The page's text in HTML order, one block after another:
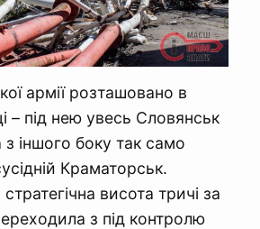
армії розташовано в
– під нею увесь Словянськ
з іншого боку так само
Краматорськ.
висота тричі за
з під контролю